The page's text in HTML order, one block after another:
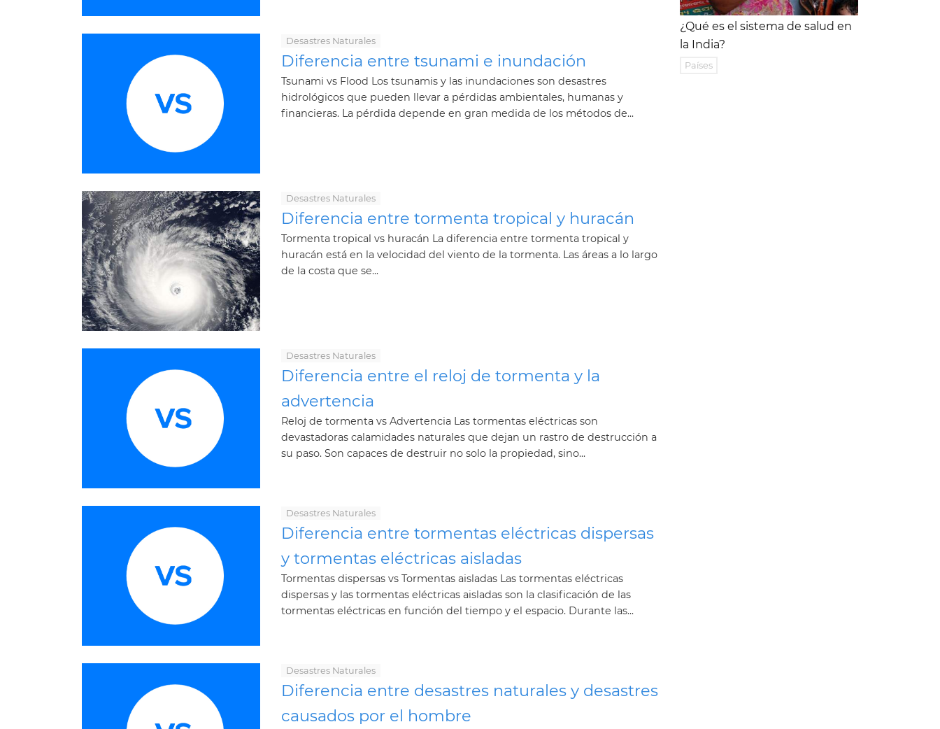
Desastres Naturales
Diferencia entre tsunami e inundación
Tsunami vs Flood Los tsunamis y las inundaciones son desastres
hidrológicos que pueden llevar a pérdidas ambientales, humanas y
financieras. La pérdida depende en gran medida de los métodos de...
Desastres Naturales
Diferencia entre tormenta tropical y huracán
Tormenta tropical vs huracán La diferencia entre tormenta tropical y
huracán está en la velocidad del viento de la tormenta. Las áreas a lo largo
de la costa que se...
Desastres Naturales
Diferencia entre el reloj de tormenta y la
advertencia
Reloj de tormenta vs Advertencia Las tormentas eléctricas son
devastadoras calamidades naturales que dejan un rastro de destrucción a
su paso. Son capaces de destruir no solo la propiedad, sino...
Desastres Naturales
Diferencia entre tormentas eléctricas dispersas
y tormentas eléctricas aisladas
Tormentas dispersas vs Tormentas aisladas Las tormentas eléctricas
dispersas y las tormentas eléctricas aisladas son la clasificación de las
tormentas eléctricas en función del tiempo y el espacio. Durante las...
Desastres Naturales
Diferencia entre desastres naturales y desastres
causados ​​por el hombre
¿Qué es el sistema de salud en
la India?
Países